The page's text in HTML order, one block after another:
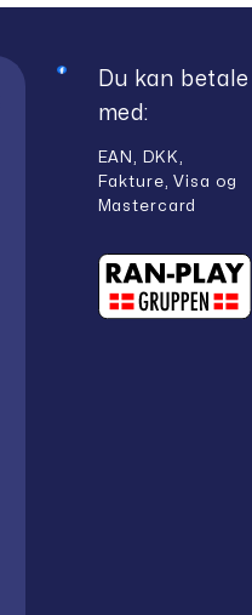
Du kan betale
med:
EAN, DKK,
Fakture, Visa og
Mastercard